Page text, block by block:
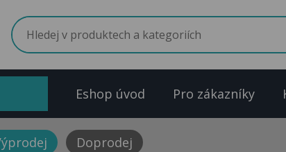
Eshop úvod Pro zákazníky
Doprodej